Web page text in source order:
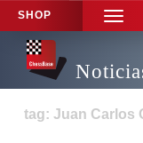
SHOP
TOGGLE
tag: Juan Carlos